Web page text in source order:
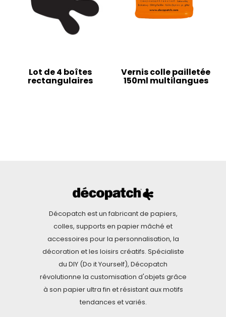
Lot de 4 boîtes
rectangulaires
Vernis colle pailletée
150ml multilangues
Décopatch est un fabricant de papiers,
colles, supports en papier mâché et
accessoires pour la personnalisation, la
décoration et les loisirs créatifs. Spécialiste
du DIY (Do it Yourself), Décopatch
révolutionne la customisation d'objets grâce
à son papier ultra fin et résistant aux motifs
tendances et variés.